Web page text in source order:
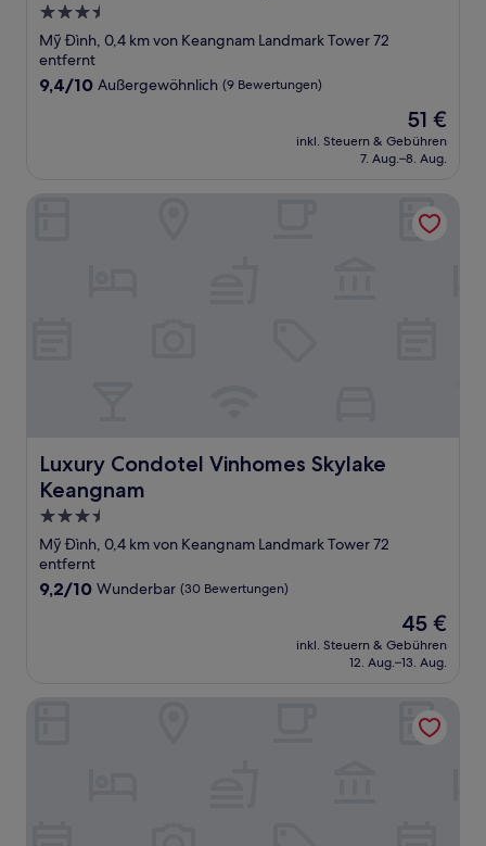
3.5-
Sterne-
Unterkunft
Mỹ Đình, 0,4 km von Keangnam Landmark Tower 72
entfernt
9.4
9,4/10 Außergewöhnlich (9 Bewertungen)
Der
Preis
beträgt
51 €
inkl. Steuern & Gebühren
7. Aug.–8. Aug.
Luxury Condotel Vinhomes Skylake
Keangnam
Luxury Condotel Vinhomes Skylake Keangnam
3.5-
Sterne-
Unterkunft
Mỹ Đình, 0,4 km von Keangnam Landmark Tower 72
entfernt
9.2
9,2/10 Wunderbar (30 Bewertungen)
Der
Preis
beträgt
45 €
inkl. Steuern & Gebühren
12. Aug.–13. Aug.